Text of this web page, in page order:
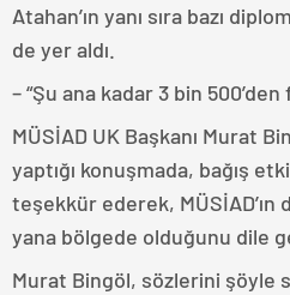
Atahan’ın yanı sıra bazı
de yer aldı.
– “Şu ana kadar 3 bin
MÜSİAD UK Başkanı Murat
yaptığı konuşmada, bağış
teşekkür ederek, MÜSİAD’ın
yana bölgede olduğunu dile
Murat Bingöl, sözlerini şöyle